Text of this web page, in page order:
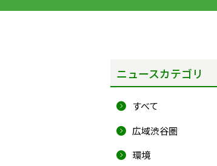
ニュースカテゴリ
すべて
広域渋谷圏
環境